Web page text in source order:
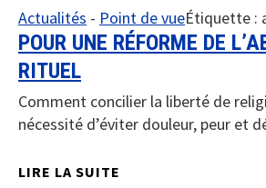
Actualités - Point de vueÉtiquette :
POUR UNE RÉFORME DE
RITUEL
Comment concilier la liberté de
nécessité d’éviter douleur, peur et
LIRE LA SUITE